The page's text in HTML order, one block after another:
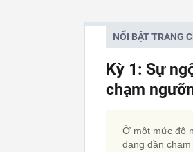
NỔI BẬT TRANG
Kỳ 1: Sự
chạm
Ở một mức độ
đang dần